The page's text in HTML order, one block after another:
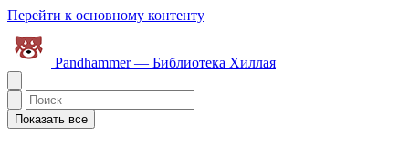
Перейти к основному контенту
Pandhammer — Библиотека Хиллая
Показать все